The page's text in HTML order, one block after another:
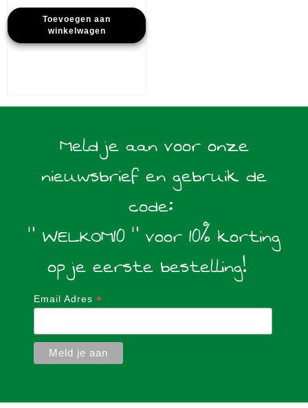
Toevoegen aan
winkelwagen
Meld je aan voor onze
nieuwsbrief en gebruik de
code:
" WELKOM10 " voor 10% korting
op je eerste bestelling!
Email Adres*